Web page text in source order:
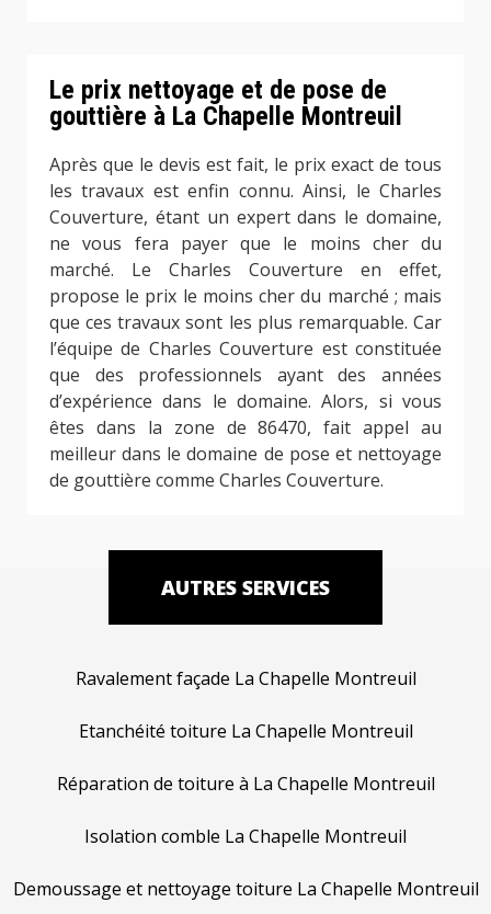
Le prix nettoyage et de pose de
gouttière à La Chapelle Montreuil
Après que le devis est fait, le prix exact de tous
les travaux est enfin connu. Ainsi, le Charles
Couverture, étant un expert dans le domaine,
ne vous fera payer que le moins cher du
marché. Le Charles Couverture en effet,
propose le prix le moins cher du marché ; mais
que ces travaux sont les plus remarquable. Car
l’équipe de Charles Couverture est constituée
que des professionnels ayant des années
d’expérience dans le domaine. Alors, si vous
êtes dans la zone de 86470, fait appel au
meilleur dans le domaine de pose et nettoyage
de gouttière comme Charles Couverture.
AUTRES SERVICES
Ravalement façade La Chapelle Montreuil
Etanchéité toiture La Chapelle Montreuil
Réparation de toiture à La Chapelle Montreuil
Isolation comble La Chapelle Montreuil
Demoussage et nettoyage toiture La Chapelle Montreuil